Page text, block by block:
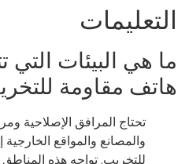
هي البيئات التي
مقاومة
تحتاج المرافق الإصلاحية
والمصانع والمواقع الخارجية